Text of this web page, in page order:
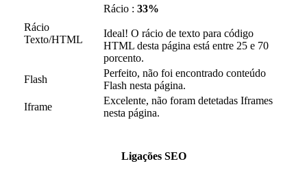
Rácio
Texto/HTML
Rácio : 33%
Ideal! O rácio de texto para código
HTML desta página está entre 25 e 70
porcento.
Flash
Perfeito, não foi encontrado conteúdo
Flash nesta página.
Iframe
Excelente, não foram detetadas Iframes
nesta página.
Ligações SEO